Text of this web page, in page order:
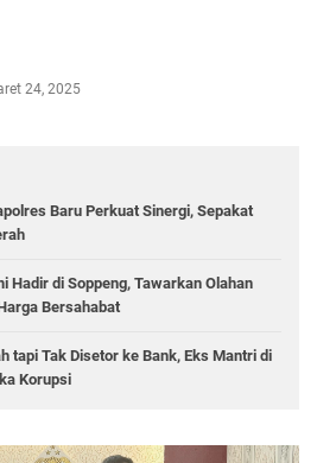
24, 2025
Baru Perkuat Sinergi, Sepakat
Hadir di Soppeng, Tawarkan Olahan
Bersahabat
tapi Tak Disetor ke Bank, Eks Mantri di
Korupsi